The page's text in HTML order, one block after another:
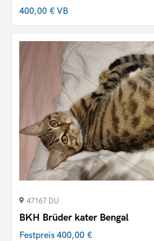
400,00 €VB
47167 DU
BKH Brüder kater Bengal
Festpreis400,00 €